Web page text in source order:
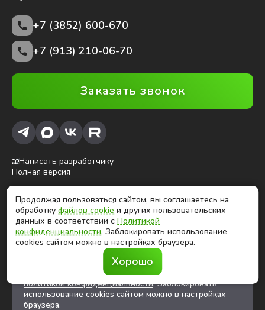
+7 (3852) 600-670
+7 (913) 210-06-70
Заказать звонок
Написать разработчику
Полная версия
ⓒ Глобалтек, 2026
Цены на сайте не являются публичной офертой
Продолжая использовать сайт, вы соглашаетесь на
файлов cookiesи других
пользовательских данных в соответствии с
политикой конфиденциальности. Заблокировать
использование cookies сайтом можно в настройках
браузера.
Продолжая пользоваться сайтом, вы соглашаетесь на
обработкуфайлов cookie и других пользовательских
данных в соответствии сПолитикой
конфиденциальности. Заблокировать использование
cookies сайтом можно в настройках браузера.
Хорошо